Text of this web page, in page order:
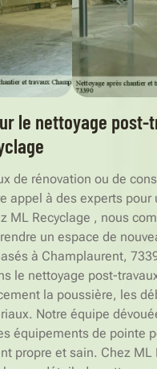
le nettoyage post-
de rénovation ou de
appel à des experts pour
ML Recyclage , nous
un espace de
à Champlaurent,
le nettoyage post-
la poussière, les
Notre équipe
équipements de pointe
propre et sain. Chez ML